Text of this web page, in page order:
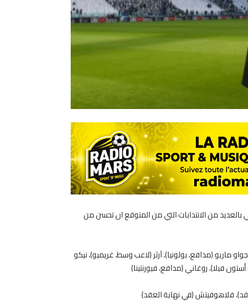
من الانتدابات التي من المتوقع ان تحسن من
ماريو (مدافع، بولونيا)، آرثر (لاعب وسط، غريميو)، نيكو
فيلا)، روغاني (مدافع، فيورنتينا)
فلاهوفيتش (في نهاية العقد)